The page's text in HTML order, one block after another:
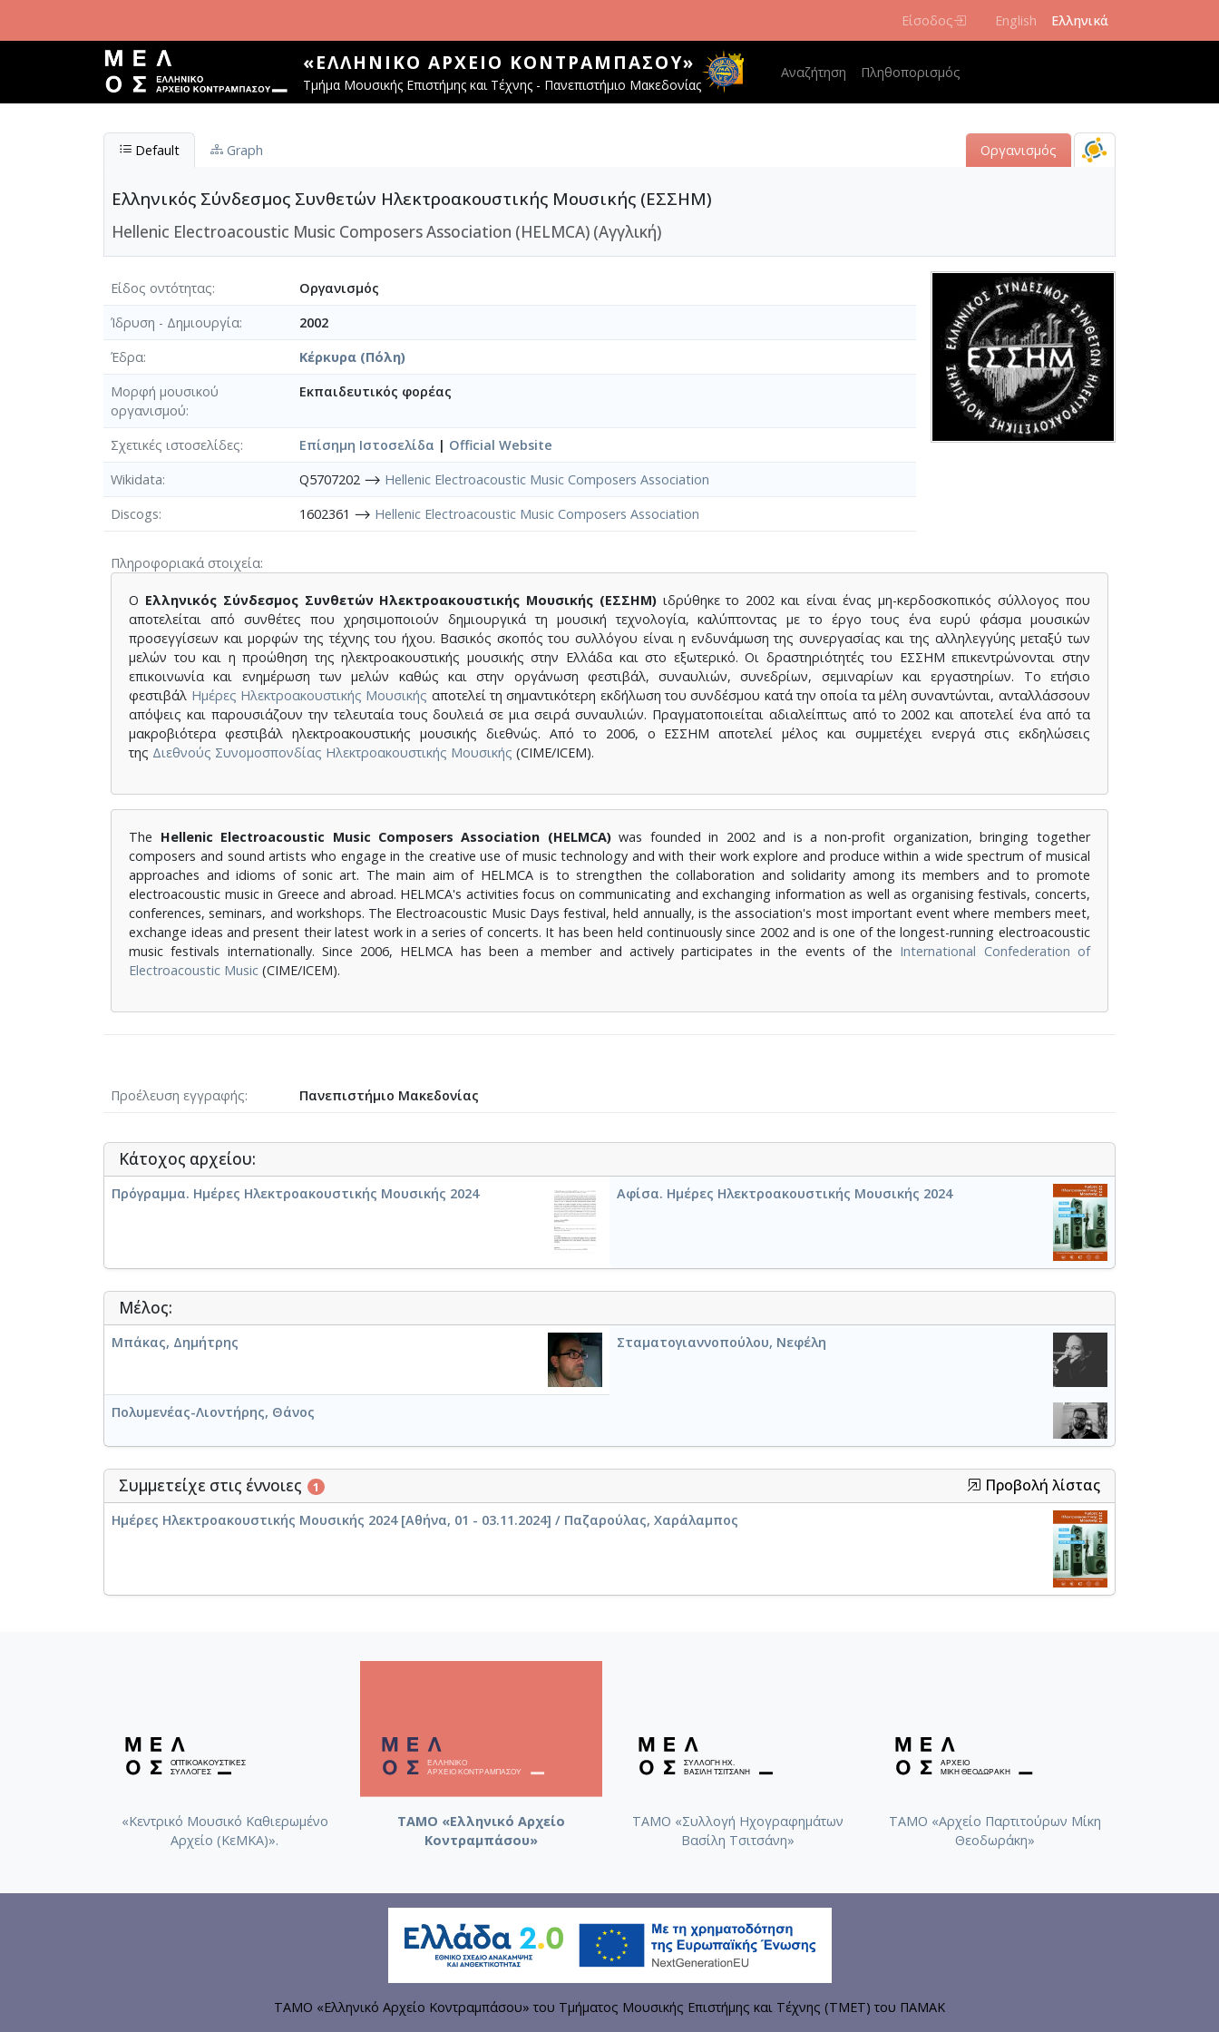
Είσοδος English Ελληνικά
«ΕΛΛΗΝΙΚΌ ΑΡΧΕΊΟ ΚΟΝΤΡΑΜΠΆΣΟΥ»
Τμήμα Μουσικής Επιστήμης και Τέχνης - Πανεπιστήμιο Μακεδονίας
Main navigation
Αναζήτηση Πληθοπορισμός
Default Graph Οργανισμός
Ελληνικός Σύνδεσμος Συνθετών Ηλεκτροακουστικής Μουσικής (ΕΣΣΗΜ)
Hellenic Electroacoustic Music Composers Association (HELMCA) (Αγγλική)
Είδος οντότητας
Οργανισμός
Ίδρυση - Δημιουργία
2002
Έδρα
Κέρκυρα (Πόλη)
Μορφή μουσικού
οργανισμού
Εκπαιδευτικός φορέας
Σχετικές ιστοσελίδες Επίσημη Ιστοσελίδα | Official Website
Wikidata
Q5707202 ⟶ Hellenic Electroacoustic Music Composers Association
Discogs
1602361 ⟶ Hellenic Electroacoustic Music Composers Association
Πληροφοριακά στοιχεία
O Ελληνικός Σύνδεσμος Συνθετών Ηλεκτροακουστικής Μουσικής (ΕΣΣΗΜ)ιδρύθηκε το 2002 και είναι ένας μη-κερδοσκοπικός σύλλογος που
αποτελείται από συνθέτες που χρησιμοποιούν δημιουργικά τη μουσική τεχνολογία, καλύπτοντας με το έργο τους ένα ευρύ φάσμα μουσικών
προσεγγίσεων και μορφών της τέχνης του ήχου. Βασικός σκοπός του συλλόγου είναι η ενδυνάμωση της συνεργασίας και της αλληλεγγύης μεταξύ των
μελών του και η προώθηση της ηλεκτροακουστικής μουσικής στην Ελλάδα και στο εξωτερικό. Οι δραστηριότητές του ΕΣΣΗΜ επικεντρώνονται στην
επικοινωνία και ενημέρωση των μελών καθώς και στην οργάνωση φεστιβάλ, συναυλιών, συνεδρίων, σεμιναρίων και εργαστηρίων. Το ετήσιο
φεστιβάλ Ημέρες Ηλεκτροακουστικής Μουσικής αποτελεί τη σημαντικότερη εκδήλωση του συνδέσμου κατά την οποία τα μέλη συναντώνται, ανταλλάσσουν
απόψεις και παρουσιάζουν την τελευταία τους δουλειά σε μια σειρά συναυλιών. Πραγματοποιείται αδιαλείπτως από το 2002 και αποτελεί ένα από τα
μακροβιότερα φεστιβάλ ηλεκτροακουστικής μουσικής διεθνώς. Από το 2006, ο ΕΣΣΗΜ αποτελεί μέλος και συμμετέχει ενεργά στις εκδηλώσεις
της Διεθνούς Συνομοσπονδίας Ηλεκτροακουστικής Μουσικής (CIME/ICEM).
Τhe Hellenic Electroacoustic Music Composers Association (HELMCA)was founded in 2002 and is a non-profit organization, bringing together
composers and sound artists who engage in the creative use of music technology and with their work explore and produce within a wide spectrum of musical
approaches and idioms of sonic art. The main aim of HELMCA is to strengthen the collaboration and solidarity among its members and to promote
electroacoustic music in Greece and abroad. HELMCA's activities focus on communicating and exchanging information as well as organising festivals, concerts,
conferences, seminars, and workshops. The Electroacoustic Music Days festival, held annually, is the association's most important event where members meet,
exchange ideas and present their latest work in a series of concerts. It has been held continuously since 2002 and is one of the longest-running electroacoustic
music festivals internationally. Since 2006, HELMCA has been a member and actively participates in the events of the International Confederation of
Electroacoustic Music (CIME/ICEM).
Προέλευση εγγραφής Πανεπιστήμιο Μακεδονίας
Κάτοχος αρχείου:
Πρόγραμμα. Ημέρες Ηλεκτροακουστικής Μουσικής 2024 Αφίσα. Ημέρες Ηλεκτροακουστικής Μουσικής 2024
Μέλος:
Μπάκας, Δημήτρης Σταματογιαννοπούλου, Νεφέλη
Πολυμενέας-Λιοντήρης, Θάνος
Συμμετείχε στις έννοιες 1 Προβολή λίστας
Ημέρες Ηλεκτροακουστικής Μουσικής 2024 [Αθήνα, 01 - 03.11.2024] / Παζαρούλας, Χαράλαμπος
«Κεντρικό Μουσικό Καθιερωμένο
Αρχείο (ΚεΜΚΑ)».
ΤΑΜΟ «Ελληνικό Αρχείο
Κοντραμπάσου»
ΤΑΜΟ «Συλλογή Ηχογραφημάτων
Βασίλη Τσιτσάνη»
ΤΑΜΟ «Αρχείο Παρτιτούρων Μίκη
Θεοδωράκη»
ΤΑΜΟ «Ελληνικό Αρχείο Κοντραμπάσου» του Τμήματος Μουσικής Επιστήμης και Τέχνης (ΤΜΕΤ) του ΠΑΜΑΚ